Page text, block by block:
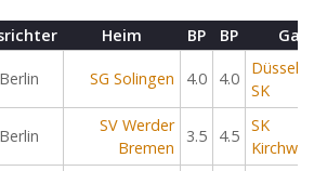
Heim BP BP Gast
SG Solingen 4.0 4.0
SK
SV Werder
Bremen
3.5 4.5
SK